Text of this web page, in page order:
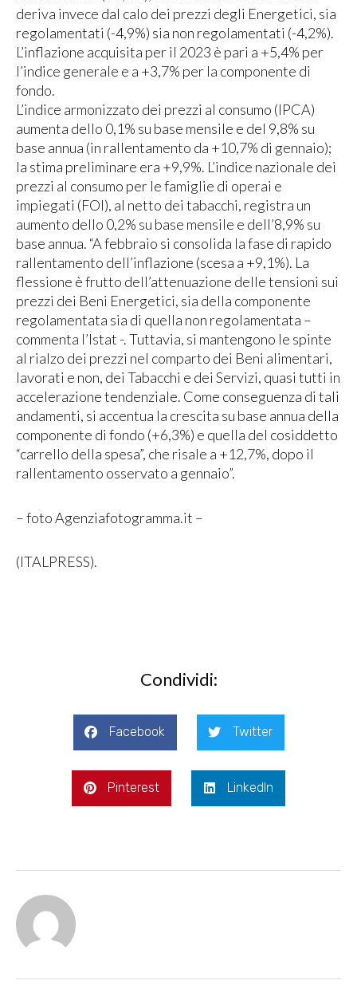
deriva invece dal calo dei prezzi degli Energetici, sia
regolamentati (-4,9%) sia non regolamentati (-4,2%).
L’inflazione acquisita per il 2023 è pari a +5,4% per
l’indice generale e a +3,7% per la componente di
fondo.
L’indice armonizzato dei prezzi al consumo (IPCA)
aumenta dello 0,1% su base mensile e del 9,8% su
base annua (in rallentamento da +10,7% di gennaio);
la stima preliminare era +9,9%. L’indice nazionale dei
prezzi al consumo per le famiglie di operai e
impiegati (FOI), al netto dei tabacchi, registra un
aumento dello 0,2% su base mensile e dell’8,9% su
base annua. “A febbraio si consolida la fase di rapido
rallentamento dell’inflazione (scesa a +9,1%). La
flessione è frutto dell’attenuazione delle tensioni sui
prezzi dei Beni Energetici, sia della componente
regolamentata sia di quella non regolamentata –
commenta l’Istat -. Tuttavia, si mantengono le spinte
al rialzo dei prezzi nel comparto dei Beni alimentari,
lavorati e non, dei Tabacchi e dei Servizi, quasi tutti in
accelerazione tendenziale. Come conseguenza di tali
andamenti, si accentua la crescita su base annua della
componente di fondo (+6,3%) e quella del cosiddetto
“carrello della spesa”, che risale a +12,7%, dopo il
rallentamento osservato a gennaio”.
– foto Agenziafotogramma.it –
(ITALPRESS).
Condividi:
Facebook Twitter
Pinterest LinkedIn